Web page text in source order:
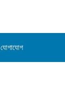
যোগাযোগ